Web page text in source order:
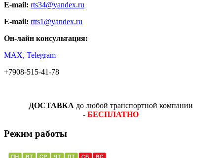
E-mail: rts34@yandex.ru
E-mail: rtts1@yandex.ru
Он-лайн консультация:
MAX, Telegram
+7908-515-41-78
ДОСТАВКА до любой транспортной компании
- БЕСПЛАТНО
Режим работы